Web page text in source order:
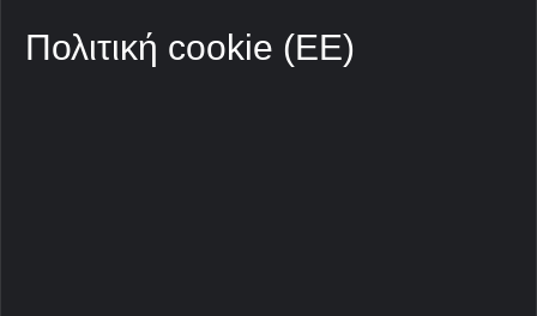
Πολιτική cookie (ΕΕ)